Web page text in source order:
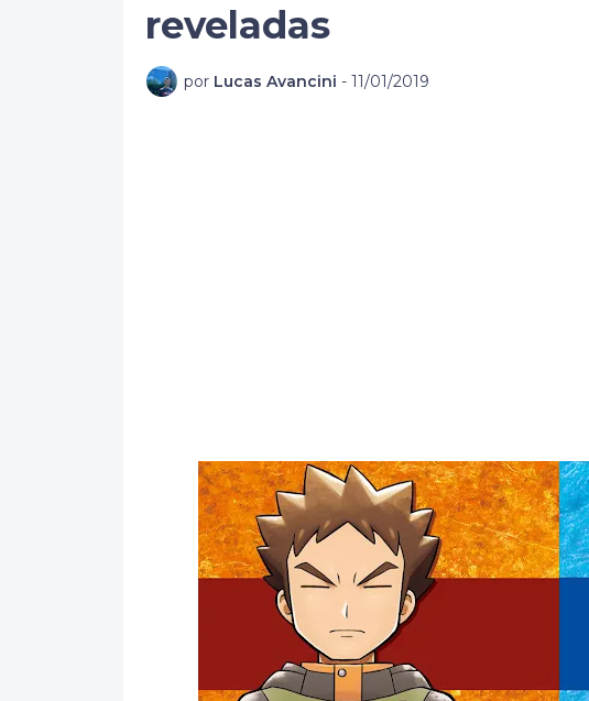
reveladas
por Lucas Avancini - 11/01/2019